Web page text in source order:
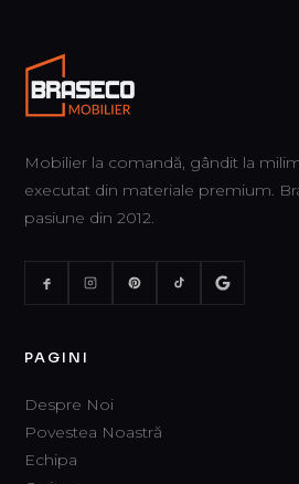
Mobilier la comandă, gândit la
executat din materiale premium.
pasiune din 2012.
PAGINI
Despre Noi
Povestea Noastră
Echipa